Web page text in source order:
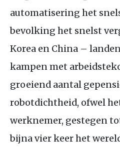
automatisering het
bevolking het snelst
Korea en China –
kampen met
groeiend aantal
robotdichtheid, ofwel
werknemer, gestegen
bijna vier keer het